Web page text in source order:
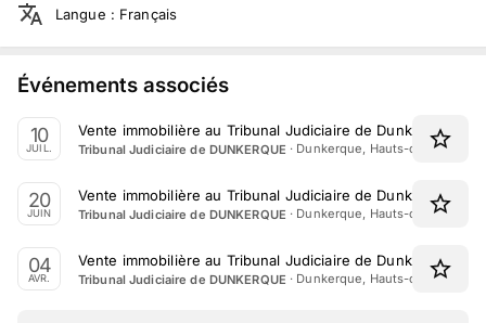
Langue : Français
Événements associés
10
JUIL.
Vente immobilière au Tribunal Judiciaire de Dunkerque le
Tribunal Judiciaire de DUNKERQUE · Dunkerque, Hauts-de-France
20
JUIN
Vente immobilière au Tribunal Judiciaire de Dunkerque du
Tribunal Judiciaire de DUNKERQUE · Dunkerque, Hauts-de-France
04
AVR.
Vente immobilière au Tribunal Judiciaire de Dunkerque du
Tribunal Judiciaire de DUNKERQUE · Dunkerque, Hauts-de-France